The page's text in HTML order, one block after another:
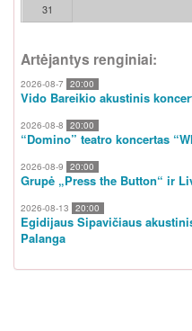
31
Artėjantys renginiai:
2026-08-7 20:00
Vido Bareikio akustinis
2026-08-8 20:00
“Domino” teatro koncertas
2026-08-9 20:00
Grupė „Press the Button“ ir
2026-08-13 20:00
Egidijaus Sipavičiaus
Palanga